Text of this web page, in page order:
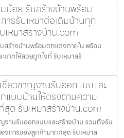
น้อย รับสร้างบ้านพร้อม
รรับเหมาต่อเติมบ้านทุก
เหมาสร้างบ้าน.com
สร้างบ้านพร้อมตกแต่งภายใน พร้อม
ภทให้สวยถูกใจที่ รับเหมาสร้
ชี่ยวชาญงานรับออกแบบและ
แบบบ้านให้ตรงตามความ
ด รับเหมาสร้างบ้าน.com
งานรับออกแบบและสร้างบ้าน รวมถึงรับ
การของลูกค้ามากที่สุด รับเหมาส